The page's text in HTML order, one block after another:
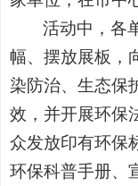
活动中，各
幅、摆放展板，
染防治、生态保
效，并开展环保
众发放印有环保
环保科普手册、